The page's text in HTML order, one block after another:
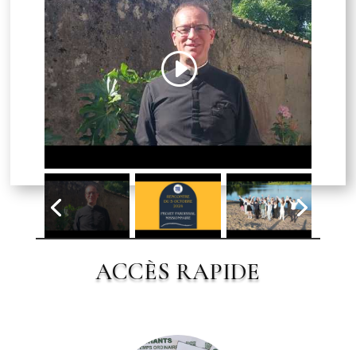
Cliquez pour accepter les cookies
marketing et activer ce contenu
ACCÈS RAPIDE